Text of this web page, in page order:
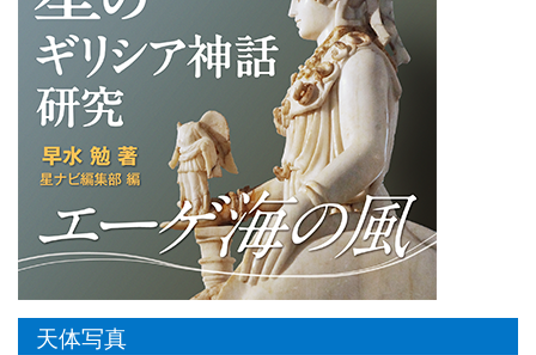
天体写真